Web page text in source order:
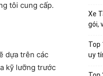
tôi cung cấp.
dựa trên các
kỹ lưỡng trước
Xe
gói,
Top
uy